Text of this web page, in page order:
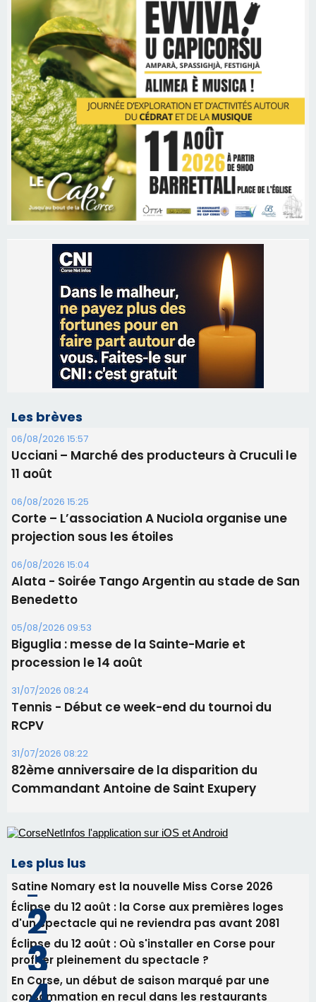
Les brèves
06/08/2026 15:57
Ucciani – Marché des producteurs à Cruculi le
06/08/2026 15:25
Corte – L’association A Nuciola organise une
06/08/2026 15:04
Alata - Soirée Tango Argentin au stade de San
Benedetto
05/08/2026 09:53
Biguglia : messe de la Sainte-Marie et
procession le 14 août
31/07/2026 08:24
Tennis - Début ce week-end du tournoi du
RCPV
31/07/2026 08:22
82ème anniversaire de la disparition du
Commandant Antoine de Saint Exupery
Les plus lus
Satine Nomary est la nouvelle Miss Corse 2026
Éclipse du 12 août : la Corse aux premières loges
d'un spectacle qui ne reviendra pas avant 2081
profiter pleinement du spectacle ?
consommation en recul dans les restaurants
La gendarmerie alerte les restaurateurs corses
face à une nouvelle escroquerie au faux vendeur de
vin
Newsletter